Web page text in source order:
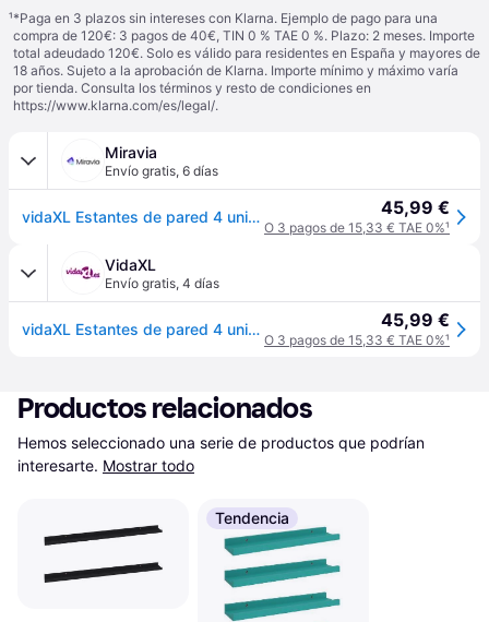
¹*Paga en 3 plazos sin intereses con Klarna. Ejemplo de pago para una
compra de 120€: 3 pagos de 40€, TIN 0 % TAE 0 %. Plazo: 2 meses. Importe
total adeudado 120€. Solo es válido para residentes en España y mayores de
18 años. Sujeto a la aprobación de Klarna. Importe mínimo y máximo varía
por tienda. Consulta los términos y resto de condiciones en
https://www.klarna.com/es/legal/.
Miravia
Envío gratis, 6 días
vidaXL Estantes de pared 4 unidades gris hormigón 100x9x3 cm 45,99 €
O 3 pagos de 15,33 € TAE 0%¹
VidaXL
Envío gratis, 4 días
vidaXL Estantes de pared 4 unidades blanco y roble Sonoma 100x9x3 cm - Blanco 45,99 €
O 3 pagos de 15,33 € TAE 0%¹
Productos relacionados
Hemos seleccionado una serie de productos que podrían
interesarte. Mostrar todo
Tendencia